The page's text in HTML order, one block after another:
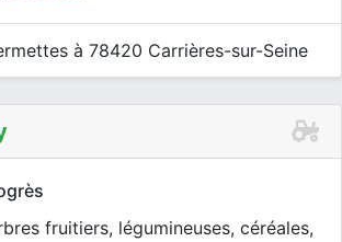
à 78420 Carrières-sur-Seine
fruitiers, légumineuses, céréales,